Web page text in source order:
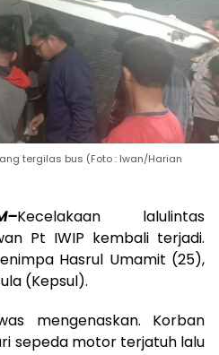
tergilas bus (Foto : Iwan/Harian
Kecelakaan lalulintas
Pt IWIP kembali terjadi.
Hasrul Umamit (25),
(Kepsul).
mengenaskan. Korban
sepeda motor terjatuh lalu